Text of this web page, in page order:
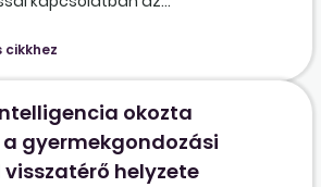
cikkhez
okozta
gyermekgondozási
helyzete